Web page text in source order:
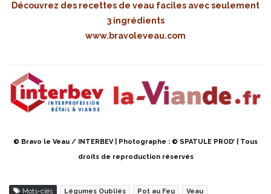
Découvrez des recettes de veau faciles avec seulement
3 ingrédients
www.bravoleveau.com
© Bravo le Veau / INTERBEV | Photographe : © SPATULE PROD’ | Tous
droits de reproduction réservés
Mots-clés Légumes Oubliés Pot au Feu Veau